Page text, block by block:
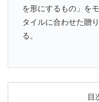
を形にするもの」を
タイルに合わせた贈
る。
目